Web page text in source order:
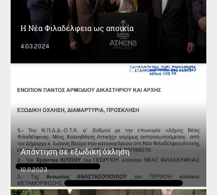
Η Νέα Φιλαδέλφεια ως αποικία
4.03.2024
Απάντηση σε εξώδικη όχληση
10.11.2023